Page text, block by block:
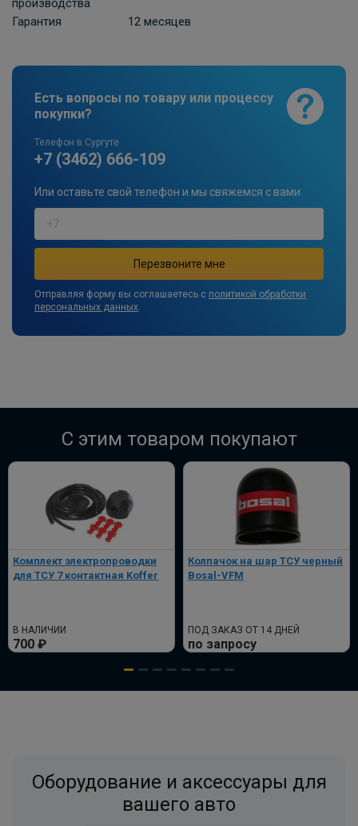
хетчбек/универсал , C-Max , Grand C-
Max , Mondeo седан/хетчбек/универсал
ПОД ЗАКАЗ ОТ 14 ДНЕЙ
В корзину
Штатная электрика фаркопа ​Hak-
Max/Grand C-Max/Galaxy/S-
Комплект электрики фаркопа
WESTFALIA универсальный с блоком
ПОД ЗАКАЗ ОТ 14 ДНЕЙ
по запросу
В корзину
WESTFALIA с блоком согласования 7-
ПОД ЗАКАЗ ОТ 14 ДНЕЙ
по запросу
Комплект универсальной электрики
WESTFALIA с блоком согласования 13-
производства
Гарантия 12 месяцев
Есть вопросы по товару или процессу
покупки?
Телефон в Сургуте
+7 (3462) 666-109
Или оставьте свой телефон и мы свяжемся с вами
Отправляя форму вы соглашаетесь с политикой обработки
персональных данных.
C этим товаром покупают
Комплект электропроводки
для ТСУ 7 контактная Koffer
В НАЛИЧИИ
700 ₽
Колпачок на шар ТСУ черный
Bosal-VFM
ПОД ЗАКАЗ ОТ 14 ДНЕЙ
по запросу
Оборудование и аксессуары для
вашего авто